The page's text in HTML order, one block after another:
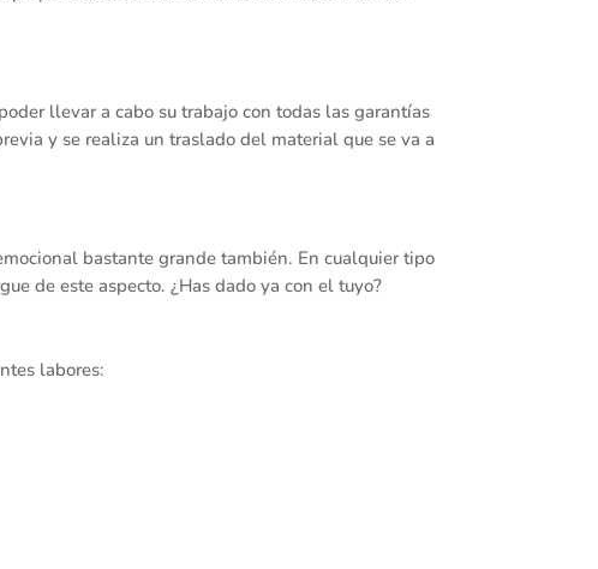
llevar a cabo su trabajo con todas las garantías
y se realiza un traslado del material que se va a
bastante grande también. En cualquier tipo
de este aspecto. ¿Has dado ya con el tuyo?
labores: